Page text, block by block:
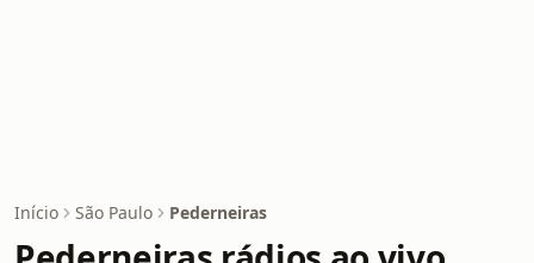
Início São Paulo Pederneiras